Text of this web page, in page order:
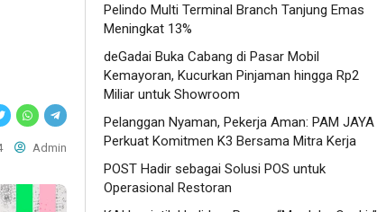
Admin
Pelindo Multi Terminal Branch Tanjung Emas
Meningkat 13%
deGadai Buka Cabang di Pasar Mobil
Kemayoran, Kucurkan Pinjaman hingga Rp2
Miliar untuk Showroom
Pelanggan Nyaman, Pekerja Aman: PAM JAYA
Perkuat Komitmen K3 Bersama Mitra Kerja
POST Hadir sebagai Solusi POS untuk
Operasional Restoran